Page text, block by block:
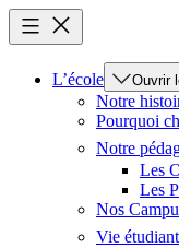
L’école Ouvrir
Notre
Pourquoi
Notre
Les
Les
Nos
Vie